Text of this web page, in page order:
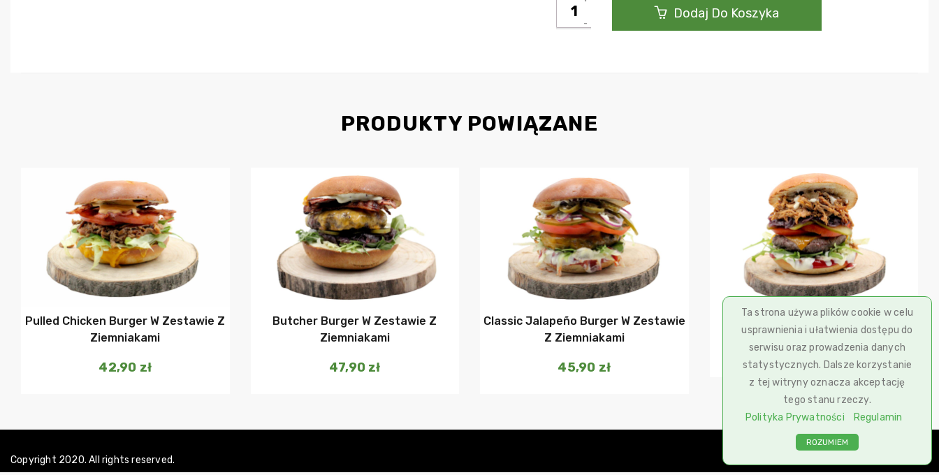
Ta strona używa plików cookie w celu
usprawnienia i ułatwienia dostępu do
serwisu oraz prowadzenia danych
statystycznych. Dalsze korzystanie
z tej witryny oznacza akceptację
tego stanu rzeczy.
Polityka Prywatności
Regulamin
ROZUMIEM
Cheeseburger
Dodaj Do Koszyka
PRODUKTY POWIĄZANE
Dodaj do koszyka
Pulled Chicken Burger W Zestawie Z
Ziemniakami
42,90 zł
Dodaj do koszyka
Butcher Burger W Zestawie Z
Ziemniakami
47,90 zł
Dodaj do koszyka
Classic Jalapeño Burger W Zestawie
Z Ziemniakami
45,90 zł
Dodaj do koszyka
Pork & Beef Mega Burger
46,90zł
Copyright 2020. All rights reserved.